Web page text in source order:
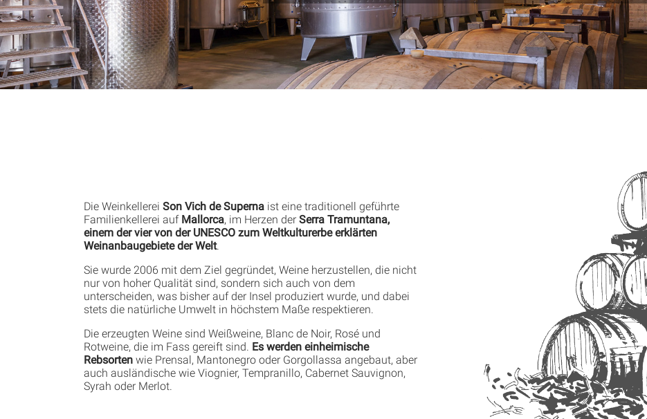
Die Weinkellerei Son Vich de Supernaist eine traditionell geführte
Familienkellerei auf Mallorca, im Herzen der Serra Tramuntana,
einem der vier von der UNESCO zum Weltkulturerbe erklärten
Weinanbaugebiete der Welt.
Sie wurde 2006 mit dem Ziel gegründet, Weine herzustellen, die nicht
nur von hoher Qualität sind, sondern sich auch von dem
unterscheiden, was bisher auf der Insel produziert wurde, und dabei
stets die natürliche Umwelt in höchstem Maße respektieren.
Die erzeugten Weine sind Weißweine, Blanc de Noir, Rosé und
Rotweine, die im Fass gereift sind. Es werden einheimische
Rebsortenwie Prensal, Mantonegro oder Gorgollassa angebaut, aber
auch ausländische wie Viognier, Tempranillo, Cabernet Sauvignon,
Syrah oder Merlot.